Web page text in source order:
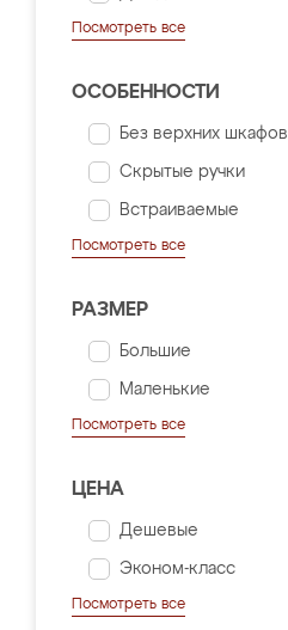
Посмотреть все
ОСОБЕННОСТИ
Без верхних шкафов
Скрытые ручки
Встраиваемые
Посмотреть все
РАЗМЕР
Большие
Маленькие
Посмотреть все
ЦЕНА
Дешевые
Эконом-класс
Посмотреть все